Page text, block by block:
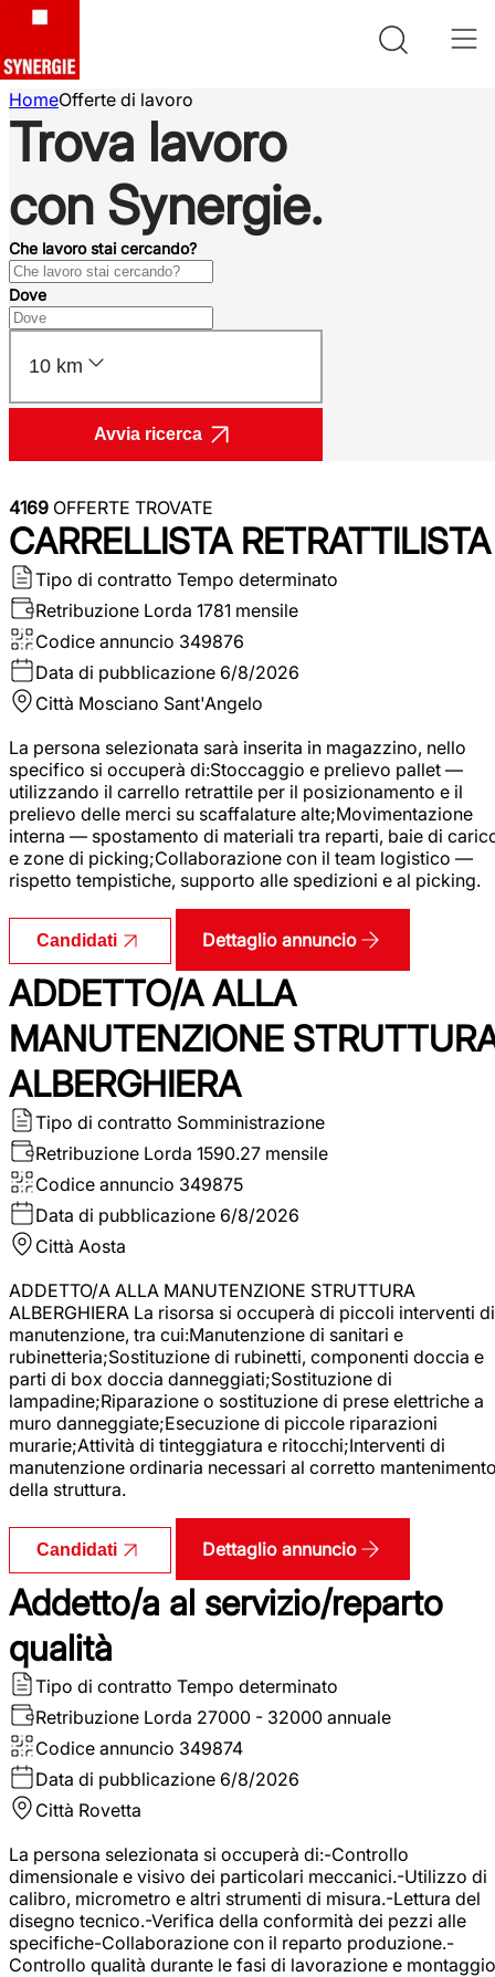
HomeOfferte di lavoro
Trova lavoro
con Synergie.
Che lavoro stai cercando?
Dove
10 km
Avvia ricerca
4169 OFFERTE TROVATE
CARRELLISTA RETRATTILISTA
Tipo di contratto Tempo determinato
Retribuzione Lorda 1781 mensile
Codice annuncio 349876
Data di pubblicazione 6/8/2026
Città Mosciano Sant'Angelo
La persona selezionata sarà inserita in magazzino, nello
specifico si occuperà di:Stoccaggio e prelievo pallet —
utilizzando il carrello retrattile per il posizionamento e il
prelievo delle merci su scaffalature alte;Movimentazione
interna — spostamento di materiali tra reparti, baie di
e zone di picking;Collaborazione con il team logistico —
rispetto tempistiche, supporto alle spedizioni e al picking.
Candidati Dettaglio annuncio
ADDETTO/A ALLA
MANUTENZIONE
ALBERGHIERA
Tipo di contratto Somministrazione
Retribuzione Lorda 1590.27 mensile
Codice annuncio 349875
Data di pubblicazione 6/8/2026
Città Aosta
ADDETTO/A ALLA MANUTENZIONE STRUTTURA
ALBERGHIERA La risorsa si occuperà di piccoli interventi di
manutenzione, tra cui:Manutenzione di sanitari e
rubinetteria;Sostituzione di rubinetti, componenti doccia e
parti di box doccia danneggiati;Sostituzione di
lampadine;Riparazione o sostituzione di prese elettriche a
muro danneggiate;Esecuzione di piccole riparazioni
murarie;Attività di tinteggiatura e ritocchi;Interventi di
manutenzione ordinaria necessari al corretto
della struttura.
Candidati Dettaglio annuncio
Addetto/a al servizio/reparto
qualità
Tipo di contratto Tempo determinato
Retribuzione Lorda 27000 - 32000 annuale
Codice annuncio 349874
Data di pubblicazione 6/8/2026
Città Rovetta
La persona selezionata si occuperà di:-Controllo
dimensionale e visivo dei particolari meccanici.-Utilizzo di
calibro, micrometro e altri strumenti di misura.-Lettura del
disegno tecnico.-Verifica della conformità dei pezzi alle
specifiche-Collaborazione con il reparto produzione.-
Controllo qualità durante le fasi di lavorazione e